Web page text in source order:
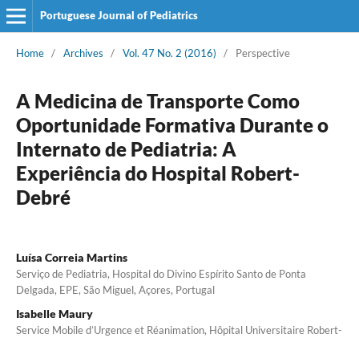
Portuguese Journal of Pediatrics
Home / Archives / Vol. 47 No. 2 (2016) / Perspective
A Medicina de Transporte Como
Oportunidade Formativa Durante o
Internato de Pediatria: A
Experiência do Hospital Robert-
Debré
Luísa Correia Martins
Serviço de Pediatria, Hospital do Divino Espírito Santo de Ponta
Delgada, EPE, São Miguel, Açores, Portugal
Isabelle Maury
Service Mobile d’Urgence et Réanimation, Hôpital Universitaire Robert-